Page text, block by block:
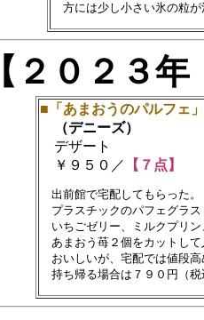
【２０２３
■「あまおうのパルフェ」
（デニーズ）
デザート
￥９５０／ 【７点】
出前館で宅配してもらった。
プラスチックのパフェグラ
いちごゼリー、ミルクプリン
あまおう苺２個をカットして
おいしいが、宅配では値段高